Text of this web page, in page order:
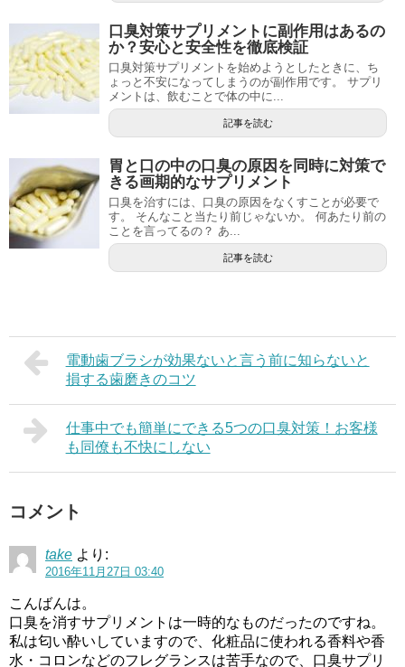
口臭対策サプリメントに副作用はあるの
か？安心と安全性を徹底検証
口臭対策サプリメントを始めようとしたときに、ち
ょっと不安になってしまうのが副作用です。 サプリ
メントは、飲むことで体の中に...
記事を読む
胃と口の中の口臭の原因を同時に対策で
きる画期的なサプリメント
口臭を治すには、口臭の原因をなくすことが必要で
す。 そんなこと当たり前じゃないか。 何あたり前の
ことを言ってるの？ あ...
記事を読む
電動歯ブラシが効果ないと言う前に知らないと
損する歯磨きのコツ
仕事中でも簡単にできる5つの口臭対策！お客様
も同僚も不快にしない
コメント
take より:
2016年11月27日 03:40
こんばんは。
口臭を消すサプリメントは一時的なものだったのですね。
私は匂い酔いしていますので、化粧品に使われる香料や香
水・コロンなどのフレグランスは苦手なので、口臭サプリ